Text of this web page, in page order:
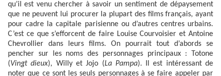
qu’il est venu chercher à savoir un sentiment de dépaysement
que ne peuvent lui procurer la plupart des films français, ayant
pour cadre la capitale parisienne ou d’autres centres urbains.
C’est ce que s’efforcent de faire Louise Courvoisier et Antoine
Chevrollier dans leurs films. On pourrait tout d’abords se
pencher sur les noms des personnages principaux : Totone
(Vingt dieux), Willy et Jojo (La Pampa). Il est intéressant de
noter que ce sont les seuls personnages à se faire appeler par